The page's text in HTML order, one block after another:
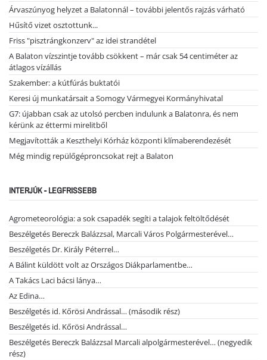
Árvaszúnyog helyzet a Balatonnál – további jelentős rajzás várható
Hűsítő vizet osztottunk...
Friss "pisztrángkonzerv" az idei strandétel
A Balaton vízszintje tovább csökkent – már csak 54 centiméter az
átlagos vízállás
Szakember: a kútfúrás buktatói
Keresi új munkatársait a Somogy Vármegyei Kormányhivatal
G7: újabban csak az utolsó percben indulunk a Balatonra, és nem
kérünk az éttermi mirelitből
Megjavították a Keszthelyi Kórház központi klímaberendezését
Még mindig repülőgéproncsokat rejt a Balaton
INTERJÚK - LEGFRISSEBB
Agrometeorológia: a sok csapadék segíti a talajok feltöltődését
Beszélgetés Bereczk Balázzsal, Marcali Város Polgármesterével…
Beszélgetés Dr. Király Péterrel…
A Bálint küldött volt az Országos Diákparlamentbe…
A Takács Laci bácsi lánya…
Az Edina…
Beszélgetés id. Kőrösi Andrással… (második rész)
Beszélgetés id. Kőrösi Andrással…
Beszélgetés Bereczk Balázzsal Marcali alpolgármesterével… (negyedik
rész)